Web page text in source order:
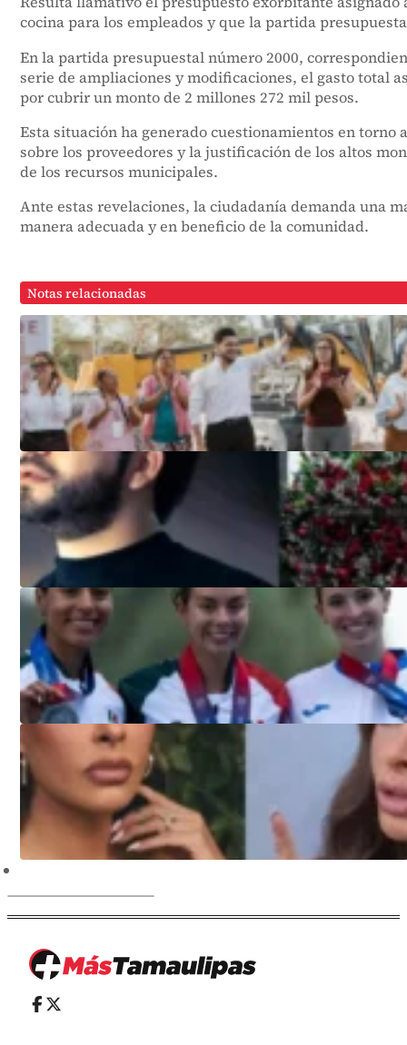
cocina para los empleados y que la partida
En la partida presupuestal número 2000,
serie de ampliaciones y modificaciones, el gasto total
por cubrir un monto de 2 millones 272 mil pesos.
Esta situación ha generado cuestionamientos en
sobre los proveedores y la justificación de los altos
de los recursos municipales.
Ante estas revelaciones, la ciudadanía demanda una
manera adecuada y en beneficio de la comunidad.
Notas relacionadas